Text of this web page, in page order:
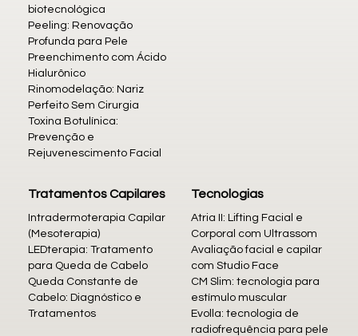
biotecnológica
Peeling: Renovação
Profunda para Pele
Preenchimento com Ácido
Hialurônico
Rinomodelação: Nariz
Perfeito Sem Cirurgia
Toxina Botulínica:
Prevenção e
Rejuvenescimento Facial
Tratamentos Capilares
Intradermoterapia Capilar
(Mesoterapia)
LEDterapia: Tratamento
para Queda de Cabelo
Queda Constante de
Cabelo: Diagnóstico e
Tratamentos
Tecnologias
Atria II: Lifting Facial e
Corporal com Ultrassom
Avaliação facial e capilar
com Studio Face
CM Slim: tecnologia para
estímulo muscular
Evolla: tecnologia de
radiofrequência para pele